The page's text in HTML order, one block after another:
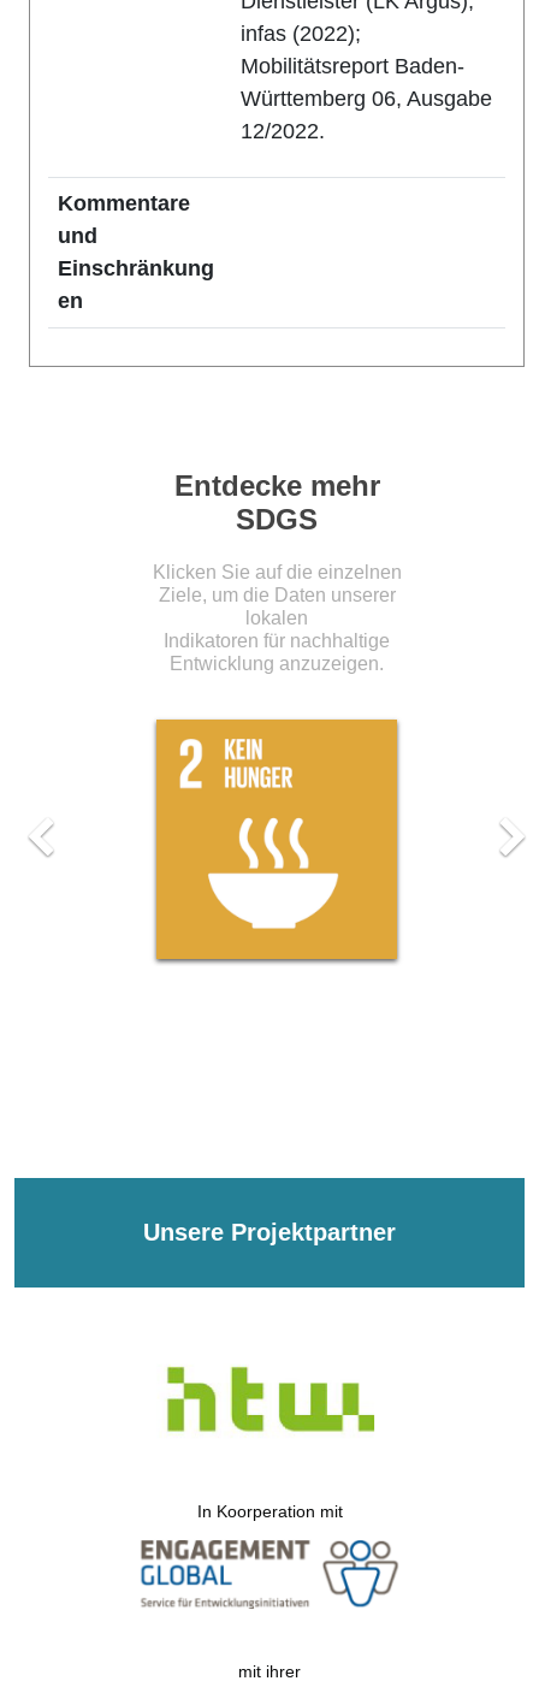
infas (2022);
Mobilitätsreport Baden-
Württemberg 06, Ausgabe
12/2022.
Kommentare
und
Einschränkung
en
Entdecke mehr
SDGS
Klicken Sie auf die einzelnen
Ziele, um die Daten unserer
lokalen
Indikatoren für nachhaltige
Entwicklung anzuzeigen.
Previous
Unsere Projektpartner
In Koorperation mit
mit ihrer